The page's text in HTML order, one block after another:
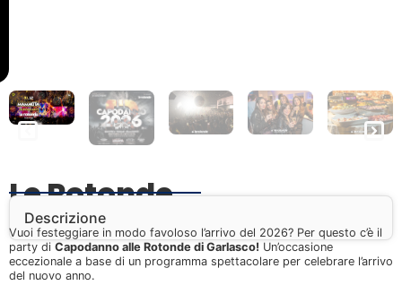
Le Rotonde
Descrizione
Vuoi festeggiare in modo favoloso l’arrivo del 2026? Per questo c’è il
party di Capodanno alle Rotonde di Garlasco! Un’occasione
eccezionale a base di un programma spettacolare per celebrare l’arrivo
del nuovo anno.